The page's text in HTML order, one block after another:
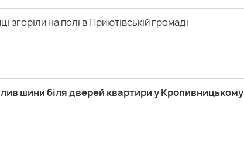
згоріли на полі в Приютівській громаді
шини біля дверей квартири у Кропивницькому